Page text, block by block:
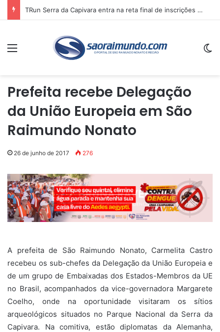
TRun Serra da Capivara entra na reta final de inscrições e deve reunir atletas de vários estados no sul do Piauí
Menu
Prefeita recebe Delegação
da União Europeia em São
Raimundo Nonato
26 de junho de 2017 276
A prefeita de São Raimundo Nonato, Carmelita Castro
recebeu os sub-chefes da Delegação da União Europeia e
de um grupo de Embaixadas dos Estados-Membros da UE
no Brasil, acompanhados da vice-governadora Margarete
Coelho, onde na oportunidade visitaram os sítios
arqueológicos situados no Parque Nacional da Serra da
Capivara. Na comitiva, estão diplomatas da Alemanha,